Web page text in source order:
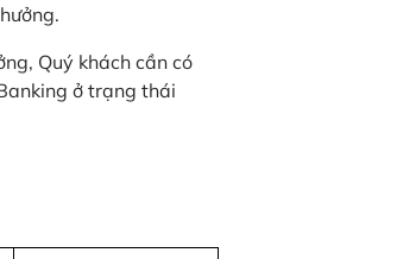
Quý khách cần có
ở trạng thái